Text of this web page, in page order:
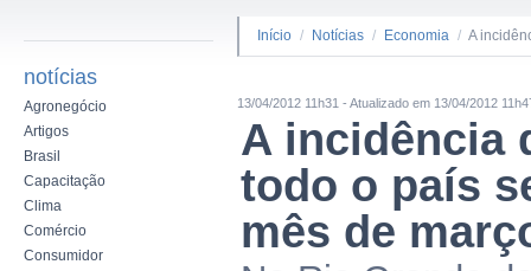
notícias
Agronegócio
Artigos
Brasil
Capacitação
Clima
Comércio
Consumidor
Início / Notícias / Economia / A
13/04/2012 11h31 - Atualizado em 13/04/2012
A incidência
todo o país
mês de